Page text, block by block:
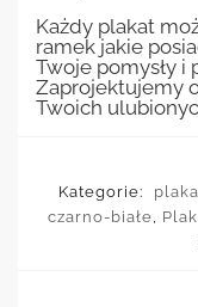
Każdy plakat
ramek jakie
Twoje pomysły i
Zaprojektujemy
Twoich
Kategorie:
czarno-białe